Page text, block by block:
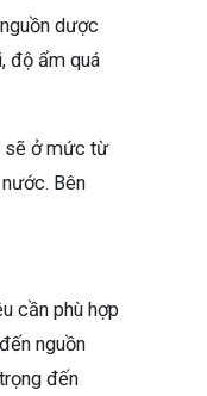
dược
độ ẩm quá
sẽ ở mức từ
Bên
cần phù hợp
nguồn
đến